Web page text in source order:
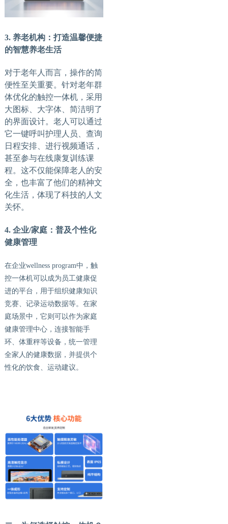
3. 养老机构：打造温馨便捷
的智慧养老生活
对于老年人而言，操作的简
便性至关重要。针对老年群
体优化的触控一体机，采用
大图标、大字体、简洁明了
的界面设计。老人可以通过
它一键呼叫护理人员、查询
日程安排、进行视频通话，
甚至参与在线康复训练课
程。这不仅能保障老人的安
全，也丰富了他们的精神文
化生活，体现了科技的人文
关怀。
4. 企业/家庭：普及个性化
健康管理
在企业wellness program中，触
控一体机可以成为员工健康促
进的平台，用于组织健康知识
竞赛、记录运动数据等。在家
庭场景中，它则可以作为家庭
健康管理中心，连接智能手
环、体重秤等设备，统一管理
全家人的健康数据，并提供个
性化的饮食、运动建议。